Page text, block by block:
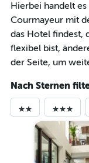
Hierbei handelt
Courmayeur mit
das Hotel findest,
flexibel bist,
der Seite, um
Nach Sternen